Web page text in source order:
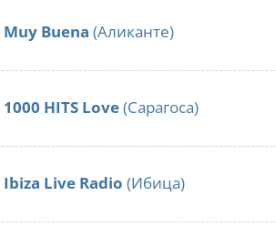
Muy Buena (Аликанте)
1000 HITS Love(Сарагоса)
Ibiza Live Radio (Ибица)